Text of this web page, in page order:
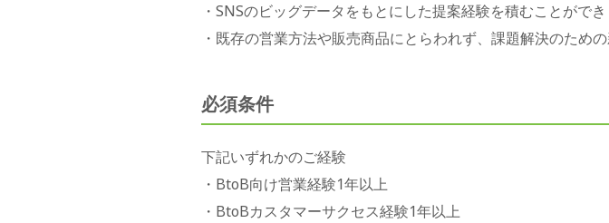
・SNSのビッグデータをもとにした提案経験を積むことができ
・既存の営業方法や販売商品にとらわれず、課題解決のため
必須条件
下記いずれかのご経験
・BtoB向け営業経験1年以上
・BtoBカスタマーサクセス経験1年以上